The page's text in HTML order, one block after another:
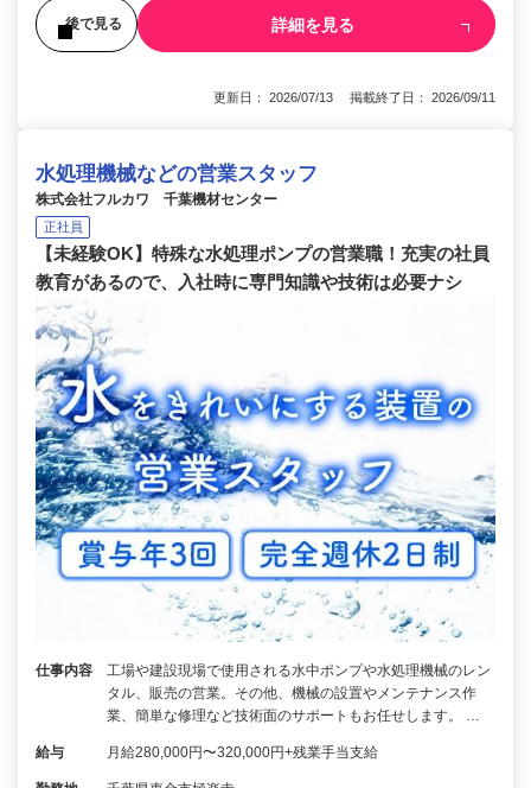
後で見る 詳細を見る
更新日： 2026/07/13 掲載終了日： 2026/09/11
水処理機械などの営業スタッフ
株式会社フルカワ 千葉機材センター
正社員
【未経験OK】特殊な水処理ポンプの営業職！充実の社員
教育があるので、入社時に専門知識や技術は必要ナシ
仕事内容
工場や建設現場で使用される水中ポンプや水処理機械のレン
タル、販売の営業。その他、機械の設置やメンテナンス作
業、簡単な修理など技術面のサポートもお任せします。 …
給与 月給280,000円〜320,000円+残業手当支給